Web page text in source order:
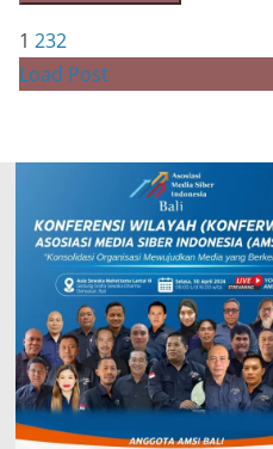
1 232
Load Post